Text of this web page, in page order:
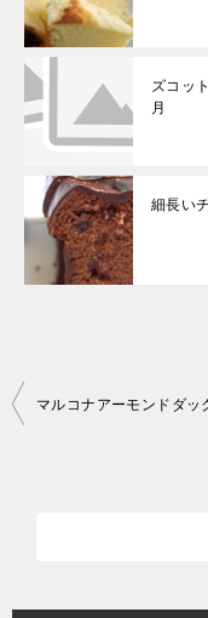
ズコッ
月
細長い
投